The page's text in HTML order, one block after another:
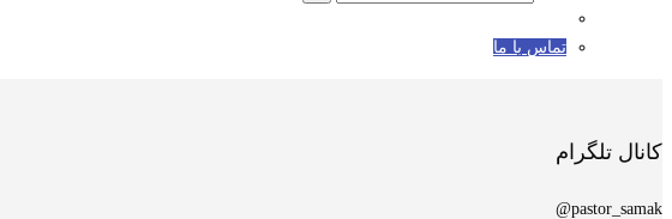
تماس با ما
کانال تلگرام
pastor_samak@